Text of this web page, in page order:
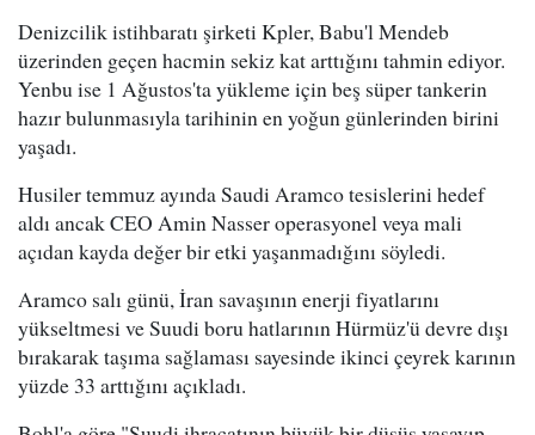
Denizcilik istihbaratı şirketi Kpler, Babu'l Mendeb
üzerinden geçen hacmin sekiz kat arttığını tahmin ediyor.
Yenbu ise 1 Ağustos'ta yükleme için beş süper tankerin
hazır bulunmasıyla tarihinin en yoğun günlerinden birini
yaşadı.
Husiler temmuz ayında Saudi Aramco tesislerini hedef
aldı ancak CEO Amin Nasser operasyonel veya mali
açıdan kayda değer bir etki yaşanmadığını söyledi.
Aramco salı günü, İran savaşının enerji fiyatlarını
yükseltmesi ve Suudi boru hatlarının Hürmüz'ü devre dışı
bırakarak taşıma sağlaması sayesinde ikinci çeyrek karının
yüzde 33 arttığını açıkladı.